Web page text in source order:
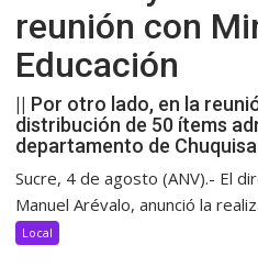
reunión con
Educación
|| Por otro lado, en la
distribución de 50 ítems
departamento de
Sucre, 4 de agosto (ANV).- El
Manuel Arévalo, anunció la
Local